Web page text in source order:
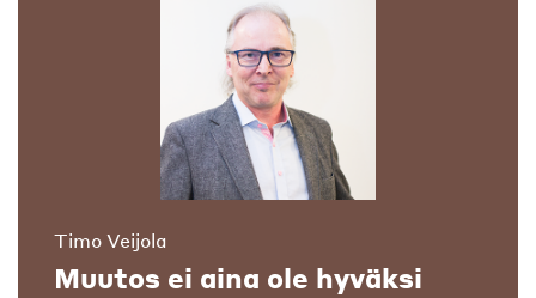
Timo Veijola
Muutos ei aina ole hyväksi